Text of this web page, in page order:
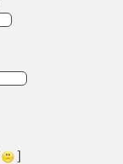
]